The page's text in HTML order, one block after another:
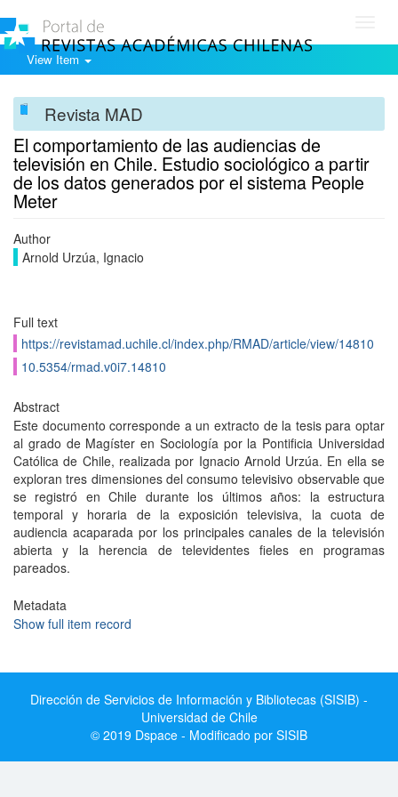
View Item
Revista MAD
El comportamiento de las audiencias de
televisión en Chile. Estudio sociológico a partir
de los datos generados por el sistema People
Meter
Author
Arnold Urzúa, Ignacio
Full text
https://revistamad.uchile.cl/index.php/RMAD/article/view/14810
10.5354/rmad.v0i7.14810
Abstract
Este documento corresponde a un extracto de la tesis para optar
al grado de Magíster en Sociología por la Pontificia Universidad
Católica de Chile, realizada por Ignacio Arnold Urzúa. En ella se
exploran tres dimensiones del consumo televisivo observable que
se registró en Chile durante los últimos años: la estructura
temporal y horaria de la exposición televisiva, la cuota de
audiencia acaparada por los principales canales de la televisión
abierta y la herencia de televidentes fieles en programas
pareados.
Metadata
Show full item record
Dirección de Servicios de Información y Bibliotecas (SISIB) -
Universidad de Chile
© 2019 Dspace - Modificado por SISIB